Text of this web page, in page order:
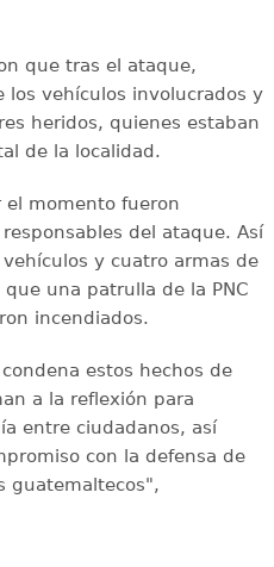
que tras el ataque,
los vehículos involucrados y
heridos, quienes estaban
de la localidad.
el momento fueron
del ataque. Así
y cuatro armas de
una patrulla de la PNC
incendiados.
estos hechos de
a la reflexión para
entre ciudadanos, así
con la defensa de
guatemaltecos",